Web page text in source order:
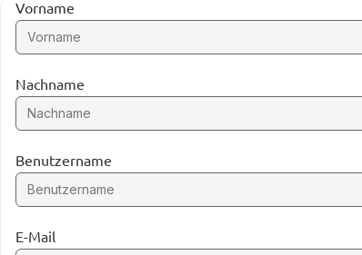
Vorname
Nachname
Benutzername
E-Mail